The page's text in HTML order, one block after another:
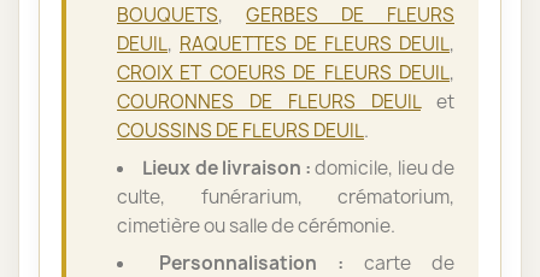
BOUQUETS, GERBES DE FLEURS
DEUIL, RAQUETTES DE FLEURS DEUIL,
CROIX ET COEURS DE FLEURS DEUIL,
COURONNES DE FLEURS DEUILet
COUSSINS DE FLEURS DEUIL.
Lieux de livraison :domicile, lieu de
culte, funérarium, crématorium,
cimetière ou salle de cérémonie.
Personnalisation : carte de